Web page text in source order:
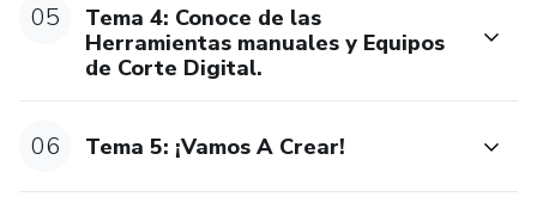
05
Tema 4: Conoce de las
Herramientas manuales y Equipos
de Corte Digital.
06 Tema 5: ¡Vamos A Crear!